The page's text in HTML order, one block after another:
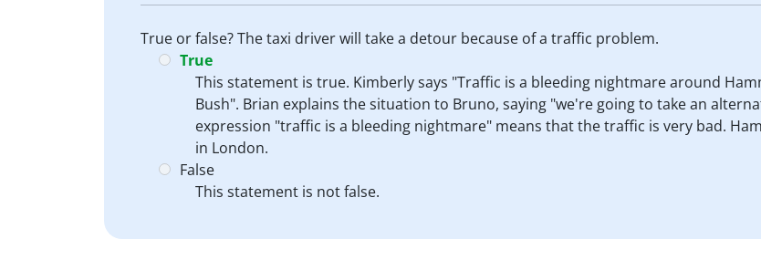
True or false? The taxi driver will take a detour because of a traffic problem.
True
This statement is true. Kimberly says "Traffic is a bleeding nightmare around
Bush". Brian explains the situation to Bruno, saying "we're going to take an
expression "traffic is a bleeding nightmare" means that the traffic is very bad.
in London.
False
This statement is not false.